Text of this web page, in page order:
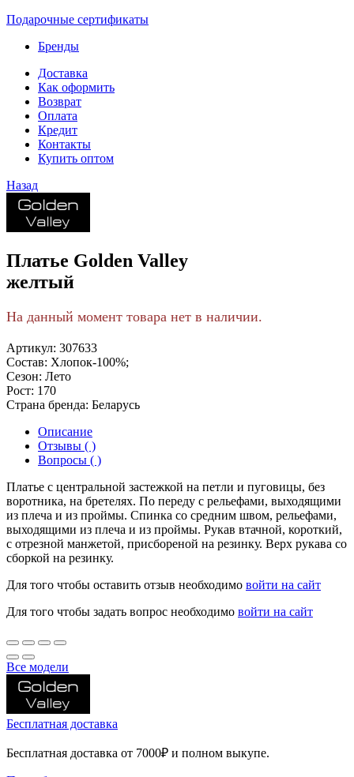
Подарочные сертификаты
Бренды
Доставка
Как оформить
Возврат
Оплата
Кредит
Контакты
Купить оптом
Назад
Платье Golden Valley
желтый
На данный момент товара нет в наличии.
Артикул: 307633
Состав: Хлопок-100%;
Сезон: Лето
Рост: 170
Страна бренда: Беларусь
Описание
Отзывы ( )
Вопросы ( )
Платье с центральной застежкой на петли и пуговицы, без
воротника, на бретелях. По переду с рельефами, выходящими
из плеча и из проймы. Спинка со средним швом, рельефами,
выходящими из плеча и из проймы. Рукав втачной, короткий,
с отрезной манжетой, присбореной на резинку. Верх рукава со
сборкой на резинку.
Для того чтобы оставить отзыв необходимо войти на сайт
Для того чтобы задать вопрос необходимо войти на сайт
Все модели
Бесплатная доставка
Бесплатная доставка от 7000₽ и полном выкупе.